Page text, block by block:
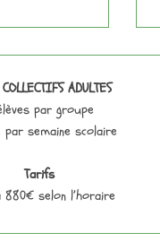
COLLECTIFS ADULTES
par groupe
par semaine scolaire
Tarifs
selon l’horaire